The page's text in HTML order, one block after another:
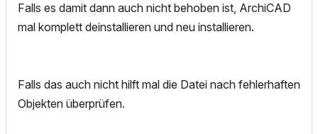
Falls es damit dann auch nicht behoben ist, ArchiCAD
mal komplett deinstallieren und neu installieren.
Falls das auch nicht hilft mal die Datei nach fehlerhaften
Objekten überprüfen.